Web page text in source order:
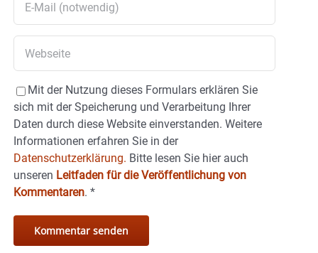
Mit der Nutzung dieses Formulars erklären Sie
sich mit der Speicherung und Verarbeitung Ihrer
Daten durch diese Website einverstanden. Weitere
Informationen erfahren Sie in der
Datenschutzerklärung. Bitte lesen Sie hier auch
unseren Leitfaden für die Veröffentlichung von
Kommentaren. *